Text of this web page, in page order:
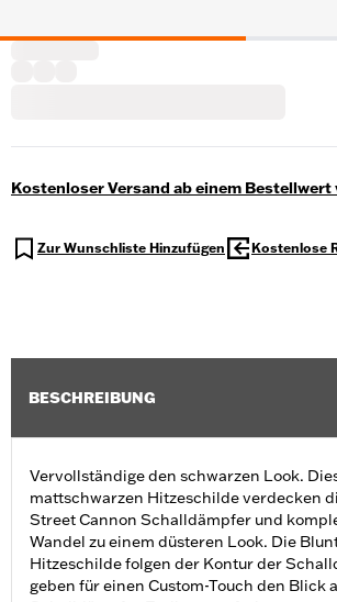
Kostenloser Versand ab einem Bestellwert
Zur Wunschliste Hinzufügen Kostenlose
BESCHREIBUNG
Vervollständige den schwarzen Look.
mattschwarzen Hitzeschilde verdecken
Street Cannon Schalldämpfer und
Wandel zu einem düsteren Look. Die
Hitzeschilde folgen der Kontur der
geben für einen Custom-Touch den Blick